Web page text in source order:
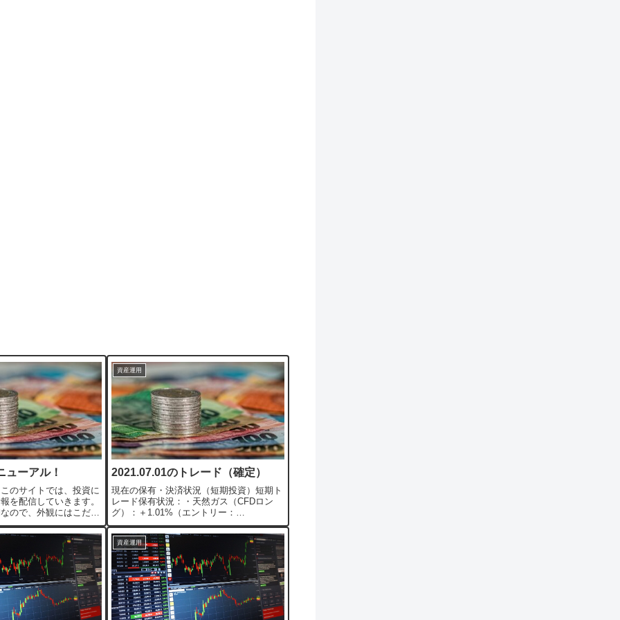
ューアル！
のサイトでは、投資に
を配信していきます。
ので、外観にはこだわ
視してまいります。投
頼できるyoutuberや
のスタンスに合うも...
資産運用
2021.07.01のトレード（確定）
現在の保有・決済状況（短期投資）短期ト
レード保有状況：・天然ガス（CFDロン
グ）：＋1.01%（エントリー：
14,023.9）・金（CFDロング）：-0.51%＊
レバレッジは計算に入れておりません。明
日の投資予定（短期投資）短期投資今週の
雇...
資産運用